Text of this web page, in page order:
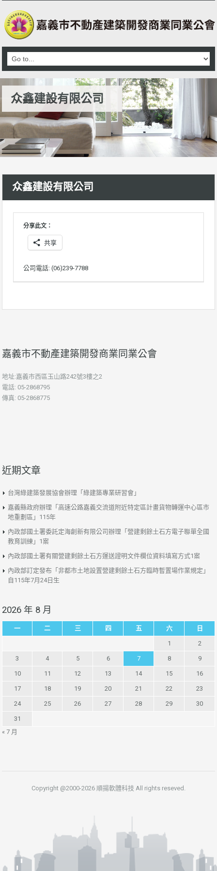
众鑫建設有限公司
众鑫建設有限公司
分享此文：
共享
公司電話: (06)239-7788
嘉義市不動產建築開發商業同業公會
地址:嘉義市西區玉山路242號3樓之2
電話: 05-2868795
傳真: 05-2868775
近期文章
台灣綠建築發展協會辦理「綠建築專業研習會」
嘉義縣政府辦理「高速公路嘉義交流道附近特定區計畫貨物轉運中心區市
地重劃區」115年
內政部國土署委託定海創新有限公司辦理「營建剩餘土石方電子聯單全國
教育訓練」1案
內政部國土署有關營建剩餘土石方運送證明文件欄位資料填寫方式1案
內政部訂定發布「非都市土地設置營建剩餘土石方臨時暫置場作業規定」
自115年7月24日生
2026 年 8 月
一 二 三 四 五 六 日
1 2
3 4 5 6 7 8 9
10 11 12 13 14 15 16
17 18 19 20 21 22 23
24 25 26 27 28 29 30
31
« 7 月
Copyright @2000-2026 順揚軟體科技 All rights reseved.